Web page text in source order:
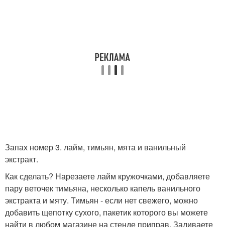
Запах номер 3. лайм, тимьян, мята и ванильный
экстракт.
Как сделать? Нарезаете лайм кружочками, добавляете
пару веточек тимьяна, несколько капель ванильного
экстракта и мяту. Тимьян - если нет свежего, можно
добавить щепотку сухого, пакетик которого вы можете
найти в любом магазине на стенде приправ. Заливаете